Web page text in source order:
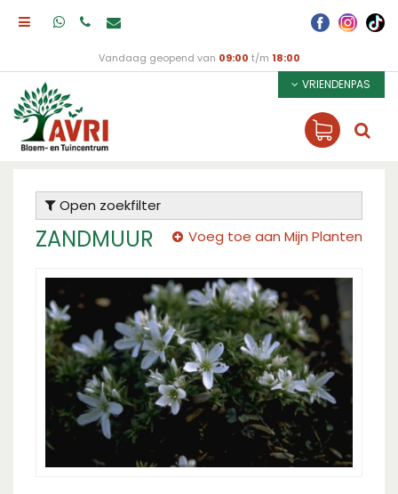
Vandaag geopend van 09:00 t/m 18:00
VRIENDENPAS
Open zoekfilter
ZANDMUUR Voeg toe aan Mijn Planten